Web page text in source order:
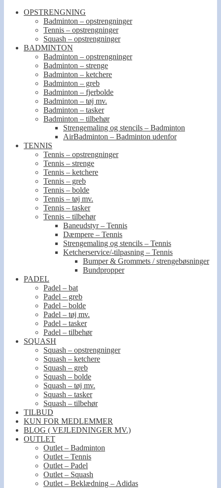
OPSTRENGNING
Badminton – opstrengninger
Tennis – opstrengninger
Squash – opstrengninger
BADMINTON
Badminton – opstrengninger
Badminton – strenge
Badminton – ketchere
Badminton – greb
Badminton – fjerbolde
Badminton – tøj mv.
Badminton – tasker
Badminton – tilbehør
Strengemaling og stencils – Badminton
AirBadminton – Badminton udenfor
TENNIS
Tennis – opstrengninger
Tennis – strenge
Tennis – ketchere
Tennis – greb
Tennis – bolde
Tennis – tøj mv.
Tennis – tasker
Tennis – tilbehør
Baneudstyr – Tennis
Dæmpere – Tennis
Strengemaling og stencils – Tennis
Ketcherservice/-tilpasning – Tennis
Bumper & Grommets / strengebøsninger
Bundpropper
PADEL
Padel – bat
Padel – greb
Padel – bolde
Padel – tøj mv.
Padel – tasker
Padel – tilbehør
SQUASH
Squash – opstrengninger
Squash – ketchere
Squash – greb
Squash – bolde
Squash – tøj mv.
Squash – tasker
Squash – tilbehør
TILBUD
KUN FOR MEDLEMMER
BLOG ( VEJLEDNINGER MV.)
OUTLET
Outlet – Badminton
Outlet – Tennis
Outlet – Padel
Outlet – Squash
Outlet – Beklædning – Adidas